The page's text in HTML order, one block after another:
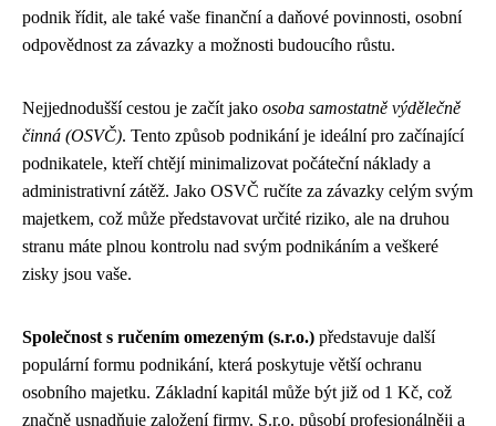
podnik řídit, ale také vaše finanční a daňové povinnosti, osobní
odpovědnost za závazky a možnosti budoucího růstu.
Nejjednodušší cestou je začít jako osoba samostatně výdělečně
činná (OSVČ). Tento způsob podnikání je ideální pro začínající
podnikatele, kteří chtějí minimalizovat počáteční náklady a
administrativní zátěž. Jako OSVČ ručíte za závazky celým svým
majetkem, což může představovat určité riziko, ale na druhou
stranu máte plnou kontrolu nad svým podnikáním a veškeré
zisky jsou vaše.
Společnost s ručením omezeným (s.r.o.) představuje další
populární formu podnikání, která poskytuje větší ochranu
osobního majetku. Základní kapitál může být již od 1 Kč, což
značně usnadňuje založení firmy. S.r.o. působí profesionálněji a